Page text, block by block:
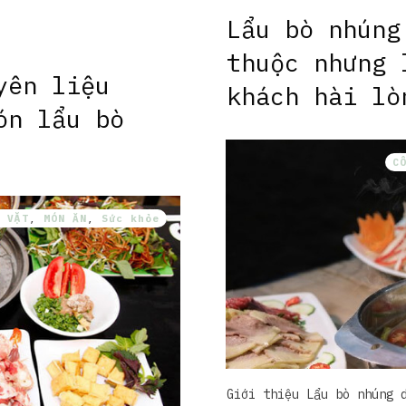
Lẩu bò
thuộc
khách hài
Giới thiệu Lẩu bò nhúng
liệu
lẩu bò
VẶT , MÓN ĂN , Sức khỏe